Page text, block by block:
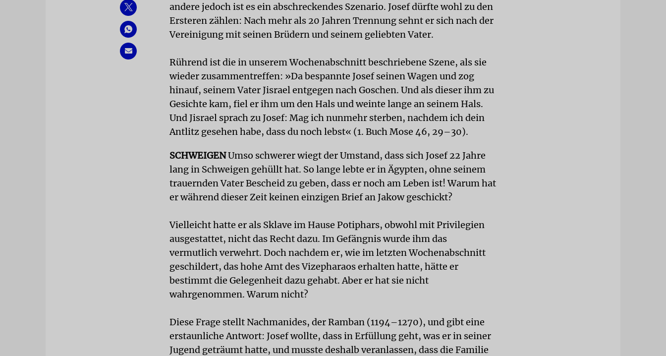
andere jedoch ist es ein abschreckendes Szenario. Josef dürfte wohl zu den
Ersteren zählen: Nach mehr als 20 Jahren Trennung sehnt er sich nach der
Vereinigung mit seinen Brüdern und seinem geliebten Vater.
Rührend ist die in unserem Wochenabschnitt beschriebene Szene, als sie
wieder zusammentreffen: »Da bespannte Josef seinen Wagen und zog
hinauf, seinem Vater Jisrael entgegen nach Goschen. Und als dieser ihm zu
Gesichte kam, fiel er ihm um den Hals und weinte lange an seinem Hals.
Und Jisrael sprach zu Josef: Mag ich nunmehr sterben, nachdem ich dein
Antlitz gesehen habe, dass du noch lebst« (1. Buch Mose 46, 29–30).
SCHWEIGENUmso schwerer wiegt der Umstand, dass sich Josef 22 Jahre
lang in Schweigen gehüllt hat. So lange lebte er in Ägypten, ohne seinem
trauernden Vater Bescheid zu geben, dass er noch am Leben ist! Warum hat
er während dieser Zeit keinen einzigen Brief an Jakow geschickt?
Vielleicht hatte er als Sklave im Hause Potiphars, obwohl mit Privilegien
ausgestattet, nicht das Recht dazu. Im Gefängnis wurde ihm das
vermutlich verwehrt. Doch nachdem er, wie im letzten Wochenabschnitt
geschildert, das hohe Amt des Vizepharaos erhalten hatte, hätte er
bestimmt die Gelegenheit dazu gehabt. Aber er hat sie nicht
wahrgenommen. Warum nicht?
Diese Frage stellt Nachmanides, der Ramban (1194–1270), und gibt eine
erstaunliche Antwort: Josef wollte, dass in Erfüllung geht, was er in seiner
Jugend geträumt hatte, und musste deshalb veranlassen, dass die Familie